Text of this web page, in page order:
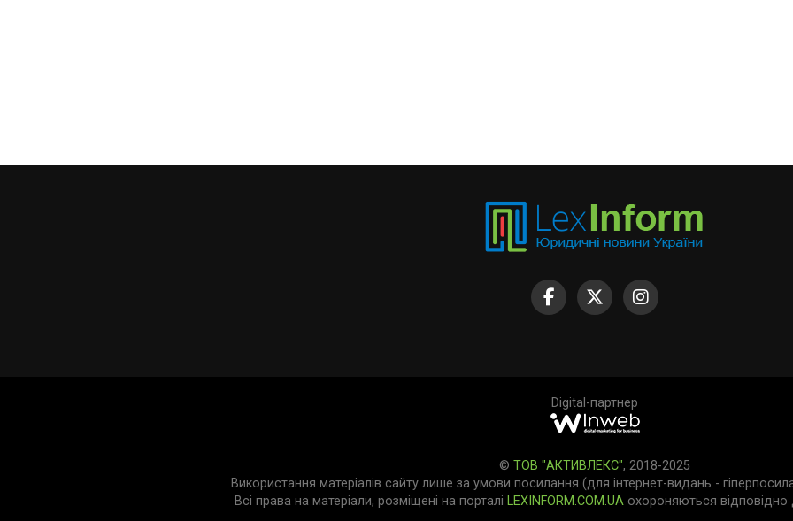
Digital-партнер
© ТОВ "АКТИВЛЕКС", 2018-2025
Використання матеріалів сайту лише за умови посилання (для інтернет-видань -
Всі права на матеріали, розміщені на порталі LEXINFORM.COM.UA охороняються відповідно